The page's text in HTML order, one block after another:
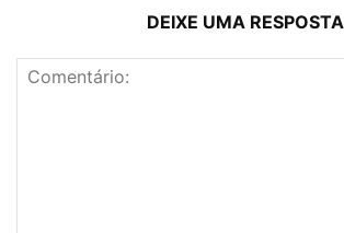
DEIXE UMA RESPOSTA